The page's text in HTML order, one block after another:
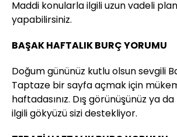
Maddi konularla ilgili uzun vadeli
yapabilirsiniz.
BAŞAK HAFTALIK BURÇ YORUMU
Doğum gününüz kutlu olsun sevgili
Taptaze bir sayfa açmak için
haftadasınız. Dış görünüşünüz ya
ilgili gökyüzü sizi destekliyor.